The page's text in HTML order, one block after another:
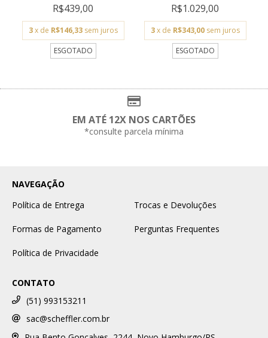
TECHNO...
R$439,00
3 x de R$146,33 sem juros
ESGOTADO
TECHNOS...
R$1.029,00
3 x de R$343,00 sem juros
ESGOTADO
EM ATÉ 12X NOS CARTÕES
*consulte parcela mínima
NAVEGAÇÃO
Política de Entrega
Trocas e Devoluções
Formas de Pagamento Perguntas Frequentes
Política de Privacidade
CONTATO
(51) 993153211
sac@scheffler.com.br